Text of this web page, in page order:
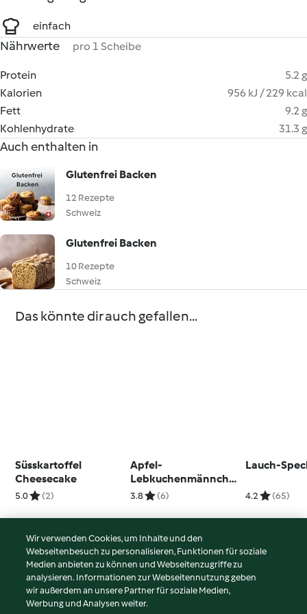
einfach
Nährwerte pro 1 Scheibe
Protein
5.2 g
Kalorien
956 kJ / 229 kcal
Fett
9.2 g
Kohlenhydrate
31.3 g
Auch enthalten in
Glutenfrei Backen
12 Rezepte
Schweiz
Glutenfrei Backen
10 Rezepte
Schweiz
Das könnte dir auch gefallen...
Süsskartoffel
Cheesecake
5.0 (2)
Apfel-
Lebkuchenmännche
n
3.8 (6)
Lauch-
4.2 (65)
© Copyright 2026
Nutzungsbedingungen
Datenschutzrichtlinien
Wir verwenden Cookies, um Inhalte und den
Webseitenbesuch zu personalisieren, Funktionen für soziale
Medien anbieten zu können und Webseitenzugriffe zu
analysieren. Informationen zur Webseitennutzung geben
wir außerdem an unsere Partner für soziale Medien,
Werbung und Analysen weiter.